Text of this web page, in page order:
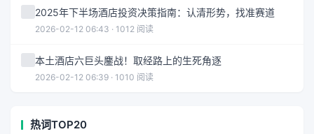
2025年下半场酒店投资决策指南：认清形势，找准赛道
2026-02-12 06:43 · 1012 阅读
本土酒店六巨头鏖战！取经路上的生死角逐
2026-02-12 06:39 · 1010 阅读
热词TOP20